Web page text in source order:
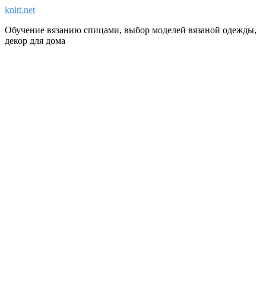
knitt.net
Обучение вязанию спицами, выбор моделей вязаной одежды,
декор для дома